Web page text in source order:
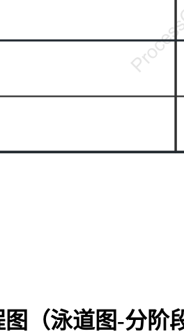
（泳道图-分阶